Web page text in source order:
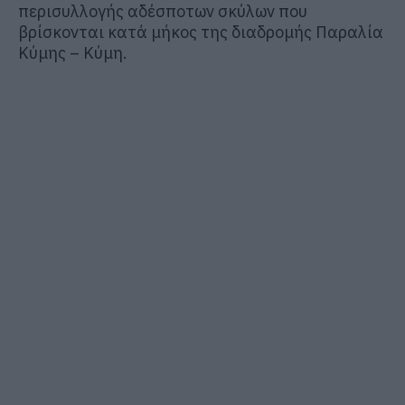
περισυλλογής αδέσποτων σκύλων που
βρίσκονται κατά μήκος της διαδρομής Παραλία
Κύμης – Κύμη.